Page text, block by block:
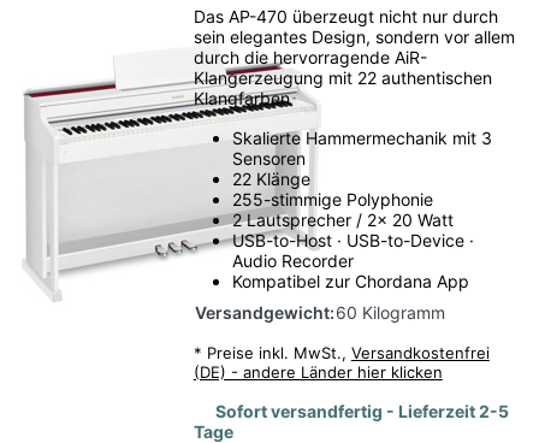
Das AP-470 überzeugt nicht nur durch
sein elegantes Design, sondern vor allem
durch die hervorragende AiR-
Klangerzeugung mit 22 authentischen
Klangfarben
Skalierte Hammermechanik mit 3
Sensoren
22 Klänge
255-stimmige Polyphonie
2 Lautsprecher / 2x 20 Watt
USB-to-Host · USB-to-Device ·
Audio Recorder
Kompatibel zur Chordana App
Versandgewicht:60 Kilogramm
* Preise inkl. MwSt., Versandkostenfrei
(DE) - andere Länder hier klicken
Sofort versandfertig - Lieferzeit 2-5
Tage